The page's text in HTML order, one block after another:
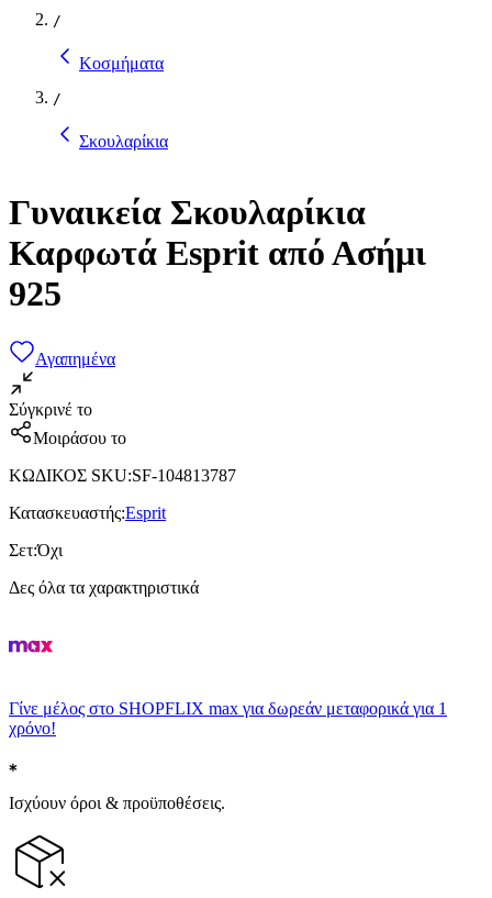
/
Κοσμήματα
/
Σκουλαρίκια
Γυναικεία Σκουλαρίκια
Καρφωτά Esprit από Ασήμι
925
Αγαπημένα
Σύγκρινέ το
Μοιράσου το
ΚΩΔΙΚΟΣ SKU:SF-104813787
Κατασκευαστής:Esprit
Σετ:Όχι
Δες όλα τα χαρακτηριστικά
Γίνε μέλος στο SHOPFLIX max για δωρεάν μεταφορικά για 1
χρόνο!
Ισχύουν όροι & προϋποθέσεις.